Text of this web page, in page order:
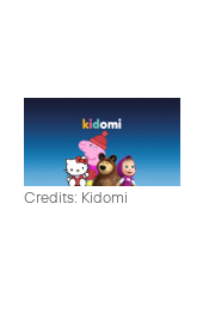
Credits: Kidomi